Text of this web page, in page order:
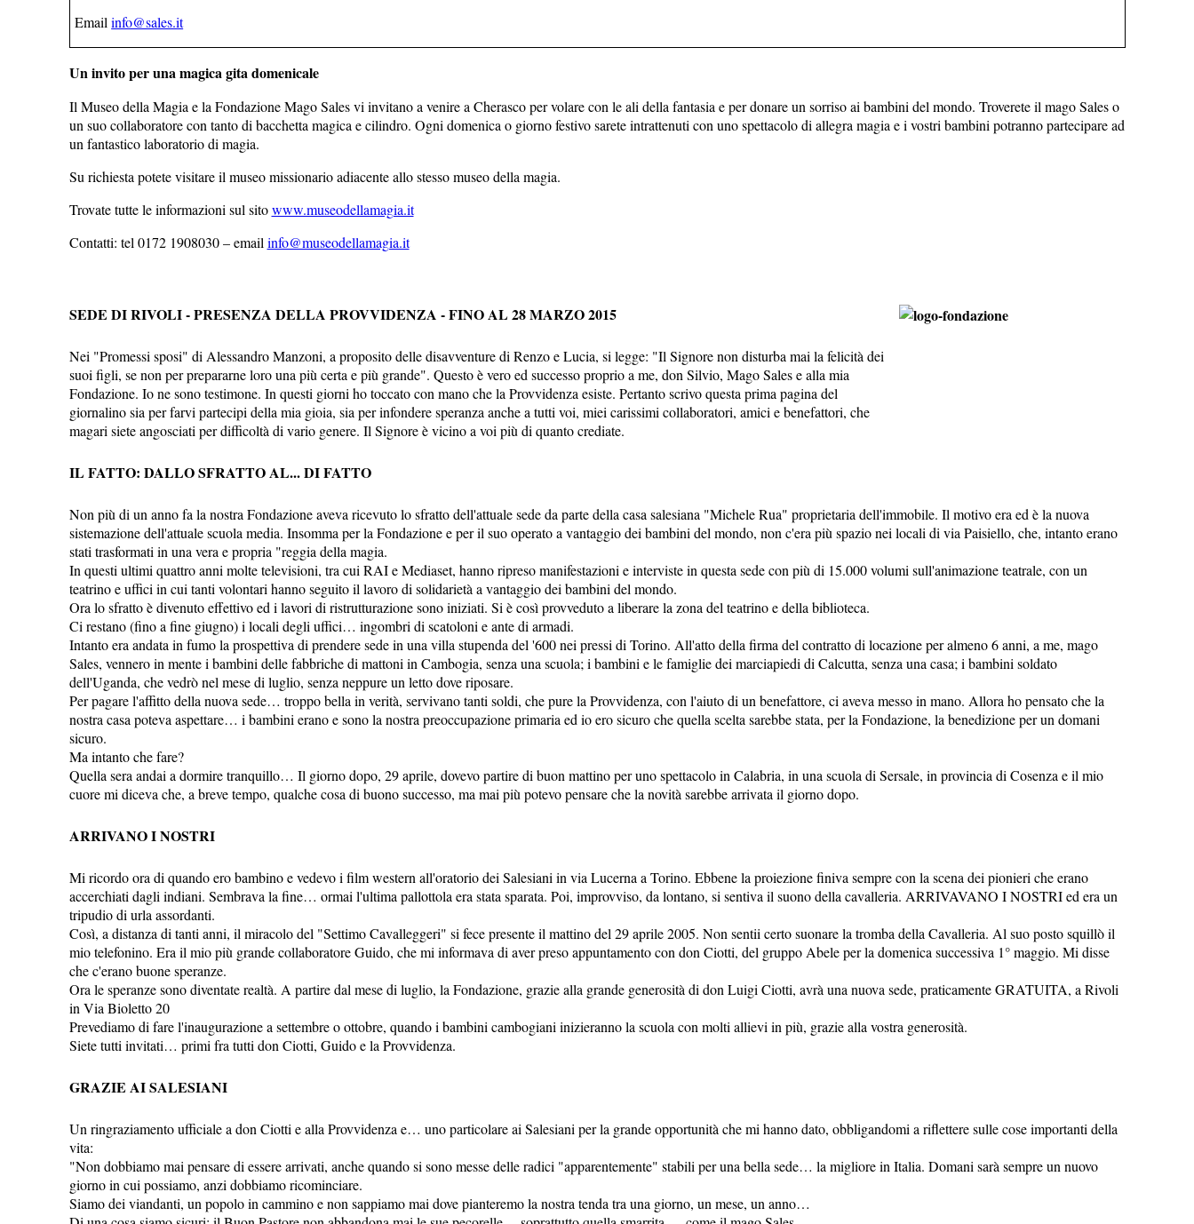
Emailinfo@sales.it
Un invito per una magica gita domenicale
Il Museo della Magia e la Fondazione Mago Sales vi invitano a venire a Cherasco per volare con le ali della fantasia e per donare un sorriso ai bambini del mondo. Troverete il mago Sales o
un suo collaboratore con tanto di bacchetta magica e cilindro. Ogni domenica o giorno festivo sarete intrattenuti con uno spettacolo di allegra magia e i vostri bambini potranno partecipare ad
un fantastico laboratorio di magia.
Su richiesta potete visitare il museo missionario adiacente allo stesso museo della magia.
Trovate tutte le informazioni sul sitowww.museodellamagia.it
Contatti: tel 0172 1908030 – email info@museodellamagia.it
SEDE DI RIVOLI - PRESENZA DELLA PROVVIDENZA - FINO AL 28 MARZO 2015
Nei "Promessi sposi" di Alessandro Manzoni, a proposito delle disavventure di Renzo e Lucia, si legge: "Il Signore non disturba mai la felicità dei
suoi figli, se non per prepararne loro una più certa e più grande". Questo è vero ed successo proprio a me, don Silvio, Mago Sales e alla mia
Fondazione. Io ne sono testimone. In questi giorni ho toccato con mano che la Provvidenza esiste. Pertanto scrivo questa prima pagina del
giornalino sia per farvi partecipi della mia gioia, sia per infondere speranza anche a tutti voi, miei carissimi collaboratori, amici e benefattori, che
magari siete angosciati per difficoltà di vario genere. Il Signore è vicino a voi più di quanto crediate.
IL FATTO: DALLO SFRATTO AL... DI FATTO
Non più di un anno fa la nostra Fondazione aveva ricevuto lo sfratto dell'attuale sede da parte della casa salesiana "Michele Rua" proprietaria dell'immobile. Il motivo era ed è la nuova
sistemazione dell'attuale scuola media. Insomma per la Fondazione e per il suo operato a vantaggio dei bambini del mondo, non c'era più spazio nei locali di via Paisiello, che, intanto erano
stati trasformati in una vera e propria "reggia della magia.
In questi ultimi quattro anni molte televisioni, tra cui RAI e Mediaset, hanno ripreso manifestazioni e interviste in questa sede con più di 15.000 volumi sull'animazione teatrale, con un
teatrino e uffici in cui tanti volontari hanno seguito il lavoro di solidarietà a vantaggio dei bambini del mondo.
Ora lo sfratto è divenuto effettivo ed i lavori di ristrutturazione sono iniziati. Si è così provveduto a liberare la zona del teatrino e della biblioteca.
Ci restano (fino a fine giugno) i locali degli uffici… ingombri di scatoloni e ante di armadi.
Intanto era andata in fumo la prospettiva di prendere sede in una villa stupenda del '600 nei pressi di Torino. All'atto della firma del contratto di locazione per almeno 6 anni, a me, mago
Sales, vennero in mente i bambini delle fabbriche di mattoni in Cambogia, senza una scuola; i bambini e le famiglie dei marciapiedi di Calcutta, senza una casa; i bambini soldato
dell'Uganda, che vedrò nel mese di luglio, senza neppure un letto dove riposare.
Per pagare l'affitto della nuova sede… troppo bella in verità, servivano tanti soldi, che pure la Provvidenza, con l'aiuto di un benefattore, ci aveva messo in mano. Allora ho pensato che la
nostra casa poteva aspettare… i bambini erano e sono la nostra preoccupazione primaria ed io ero sicuro che quella scelta sarebbe stata, per la Fondazione, la benedizione per un domani
sicuro.
Ma intanto che fare?
Quella sera andai a dormire tranquillo… Il giorno dopo, 29 aprile, dovevo partire di buon mattino per uno spettacolo in Calabria, in una scuola di Sersale, in provincia di Cosenza e il mio
cuore mi diceva che, a breve tempo, qualche cosa di buono successo, ma mai più potevo pensare che la novità sarebbe arrivata il giorno dopo.
ARRIVANO I NOSTRI
Mi ricordo ora di quando ero bambino e vedevo i film western all'oratorio dei Salesiani in via Lucerna a Torino. Ebbene la proiezione finiva sempre con la scena dei pionieri che erano
accerchiati dagli indiani. Sembrava la fine… ormai l'ultima pallottola era stata sparata. Poi, improvviso, da lontano, si sentiva il suono della cavalleria. ARRIVAVANO I NOSTRI ed era un
tripudio di urla assordanti.
Così, a distanza di tanti anni, il miracolo del "Settimo Cavalleggeri" si fece presente il mattino del 29 aprile 2005. Non sentii certo suonare la tromba della Cavalleria. Al suo posto squillò il
mio telefonino. Era il mio più grande collaboratore Guido, che mi informava di aver preso appuntamento con don Ciotti, del gruppo Abele per la domenica successiva 1° maggio. Mi disse
che c'erano buone speranze.
Ora le speranze sono diventate realtà. A partire dal mese di luglio, la Fondazione, grazie alla grande generosità di don Luigi Ciotti, avrà una nuova sede, praticamente GRATUITA, a Rivoli
in Via Bioletto 20
Prevediamo di fare l'inaugurazione a settembre o ottobre, quando i bambini cambogiani inizieranno la scuola con molti allievi in più, grazie alla vostra generosità.
Siete tutti invitati… primi fra tutti don Ciotti, Guido e la Provvidenza.
GRAZIE AI SALESIANI
Un ringraziamento ufficiale a don Ciotti e alla Provvidenza e… uno particolare ai Salesiani per la grande opportunità che mi hanno dato, obbligandomi a riflettere sulle cose importanti della
vita:
"Non dobbiamo mai pensare di essere arrivati, anche quando si sono messe delle radici "apparentemente" stabili per una bella sede… la migliore in Italia. Domani sarà sempre un nuovo
giorno in cui possiamo, anzi dobbiamo ricominciare.
Siamo dei viandanti, un popolo in cammino e non sappiamo mai dove pianteremo la nostra tenda tra una giorno, un mese, un anno…